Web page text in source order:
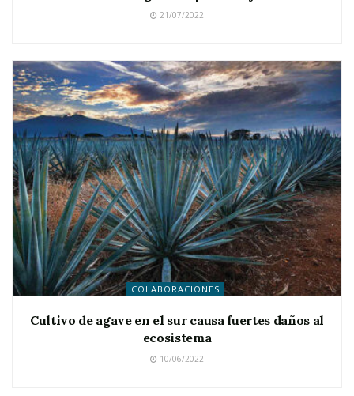
21/07/2022
COLABORACIONES
Cultivo de agave en el sur causa fuertes daños al
ecosistema
10/06/2022